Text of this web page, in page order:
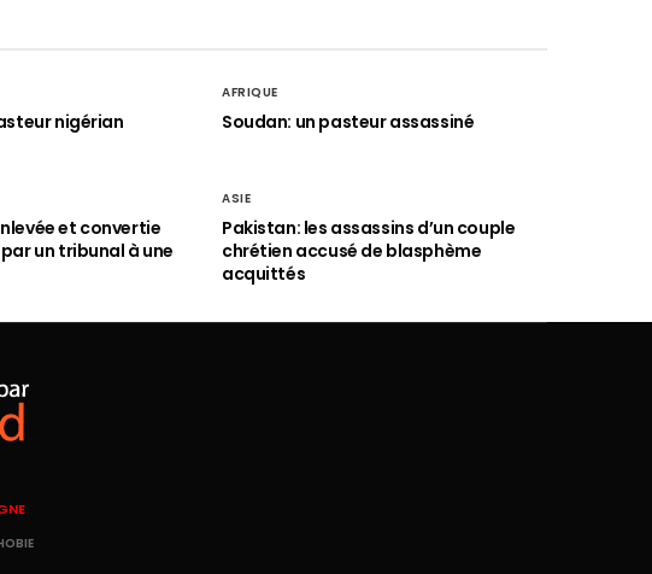
nigérian
AFRIQUE
Soudan: un pasteur assassiné
et convertie
un tribunal à une
ASIE
Pakistan: les assassins d’un couple
chrétien accusé de blasphème
acquittés